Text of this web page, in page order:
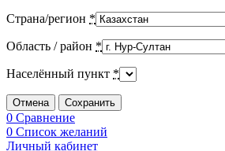
Страна/регион *
Область / район *
Населённый пункт *
Отмена Сохранить
0 Сравнение
0 Список желаний
Личный кабинет